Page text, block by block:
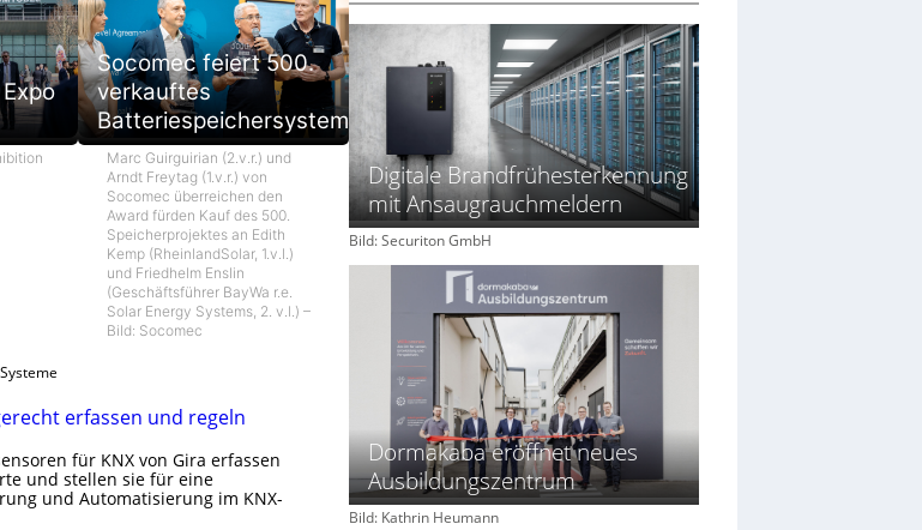
Socomec feiert 500.
verkauftes
Batteriespeichersystem
Marc Guirguirian (2.v.r.) und
Arndt Freytag (1.v.r.) von
Socomec überreichen den
Award fürden Kauf des 500.
Speicherprojektes an Edith
Kemp (RheinlandSolar, 1.v.l.)
und Friedhelm Enslin
(Geschäftsführer BayWa r.e.
Solar Energy Systems, 2. v.l.) –
Bild: Socomec
erfassen und regeln
für KNX von Gira erfassen
und stellen sie für eine
und Automatisierung im KNX-
Digitale Brandfrühesterkennung
mit Ansaugrauchmeldern
Bild: Securiton GmbH
Dormakaba eröffnet neues
Ausbildungszentrum
Bild: Kathrin Heumann